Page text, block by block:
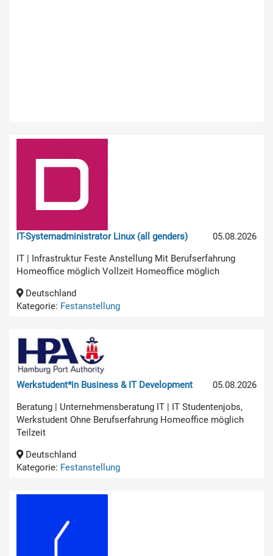
05.08.2026
IT-Systemadministrator Linux (all genders)
IT | Infrastruktur Feste Anstellung Mit Berufserfahrung
Homeoffice möglich Vollzeit Homeoffice möglich
Deutschland
Kategorie: Festanstellung
05.08.2026
Werkstudent*in Business & IT Development
Beratung | Unternehmensberatung IT | IT Studentenjobs,
Werkstudent Ohne Berufserfahrung Homeoffice möglich
Teilzeit
Deutschland
Kategorie: Festanstellung